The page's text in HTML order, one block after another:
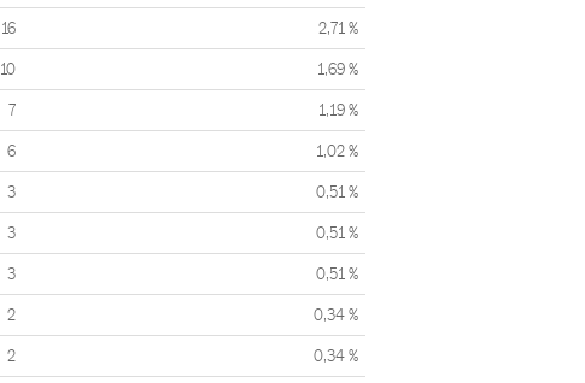
16 2,71 %
10 1,69 %
7 1,19 %
6 1,02 %
3 0,51 %
3 0,51 %
3 0,51 %
2 0,34 %
2 0,34 %